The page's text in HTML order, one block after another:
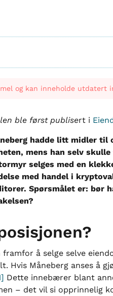
og kan inneholde utdatert
ble først publisert i
hadde litt midler til
mens han selv
selges med en
med handel i
Spørsmålet er: bør
å selge selve
Måneberg anses å
Dette innebærer blant
– det vil si opprinnelig